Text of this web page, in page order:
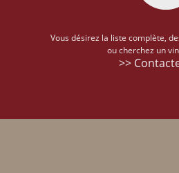
Vous désirez la liste complète,
ou cherchez un
>>